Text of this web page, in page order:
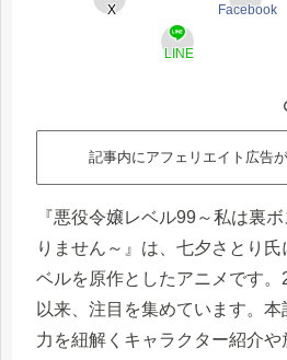
X Facebook
LINE
記事内にアフェリエイト広告
『悪役令嬢レベル99～私は裏
りません～』は、七夕さとり
ベルを原作としたアニメです
以来、注目を集めています。
力を紐解くキャラクター紹介や